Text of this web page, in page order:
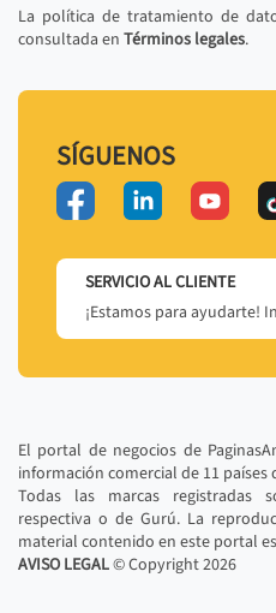
La política de tratamiento de
consultada en Términos legales.
SÍGUENOS
SERVICIO AL CLIENTE
¡Estamos para ayudarte!
El portal de negocios de
información comercial de 11 países
Todas las marcas registradas
respectiva o de Gurú. La
material contenido en este portal
AVISO LEGAL© Copyright2026